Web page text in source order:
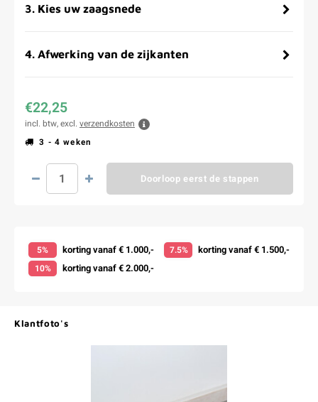
3. Kies uw zaagsnede
4. Afwerking van de zijkanten
€22,25
incl. btw, excl. verzendkosten
3 - 4 weken
Doorloop eerst de stappen
5% korting vanaf € 1.000,- 7.5% korting vanaf € 1.500,-
10% korting vanaf € 2.000,-
Klantfoto's